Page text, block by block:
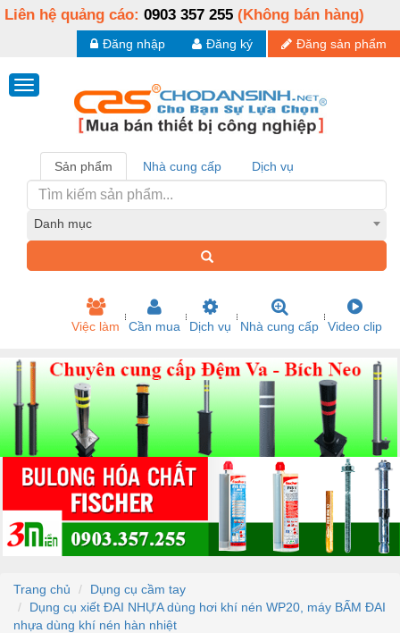
Liên hệ quảng cáo: 0903 357 255 (Không bán hàng)
Đăng sản phẩm
Đăng ký
Đăng nhập
Sản phẩm Nhà cung cấp Dịch vụ
Danh mục
Việc làm Cần mua Dịch vụ Nhà cung cấp Video clip
Trang chủ
Dụng cụ cầm tay
Dụng cụ xiết ĐAI NHỰA dùng hơi khí nén WP20, máy BẤM ĐAI
nhựa dùng khí nén hàn nhiệt